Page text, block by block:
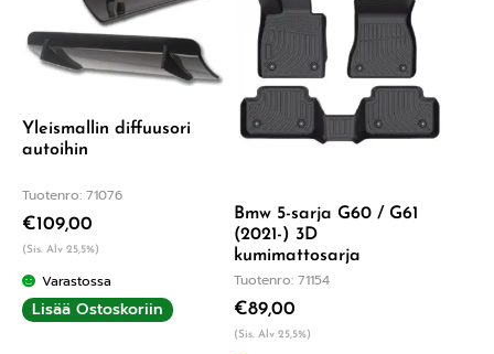
Yleismallin diffuusori
autoihin
Tuotenro: 71076
€109,00
(Sis. Alv 25,5%)
Varastossa
Lisää Ostoskoriin
Bmw 5-sarja G60 / G61
(2021-) 3D
kumimattosarja
Tuotenro: 71154
€89,00
(Sis. Alv 25,5%)